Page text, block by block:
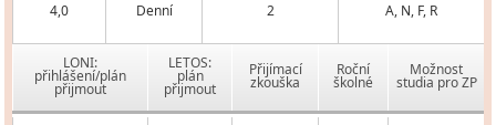
4,0 Denní 2 A, N, F, R
LONI:
přihlášení/plán
přijmout
LETOS:
plán
přijmout
Přijímací
zkouška
Roční
školné
Možnost
studia pro ZP